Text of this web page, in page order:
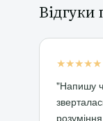
Відгуки
★★★★★
"Напишу